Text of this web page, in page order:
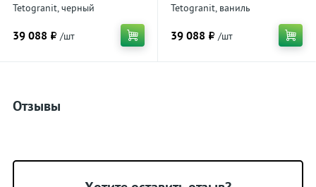
Tetogranit, черный
39 088 ₽ /шт
Tetogranit, ваниль
39 088 ₽ /шт
Отзывы